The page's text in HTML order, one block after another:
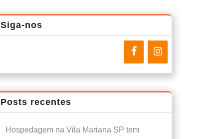
Siga-nos
Posts recentes
Hospedagem na Vila Mariana SP tem